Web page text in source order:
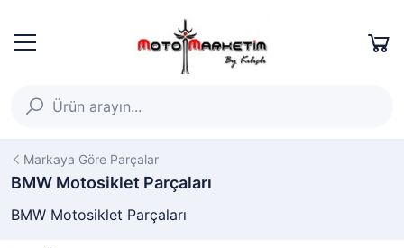
Markaya Göre Parçalar
BMW Motosiklet Parçaları
BMW Motosiklet Parçaları